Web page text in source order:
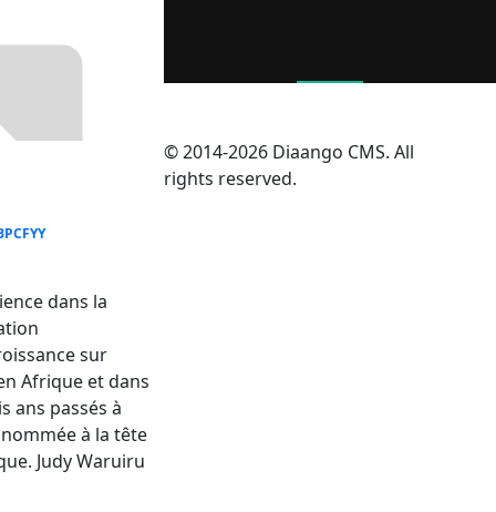
dans la
sur
Afrique et dans
ans passés à
à la tête
Judy Waruiru
© 2014-2026 Diaango CMS. All
rights reserved.